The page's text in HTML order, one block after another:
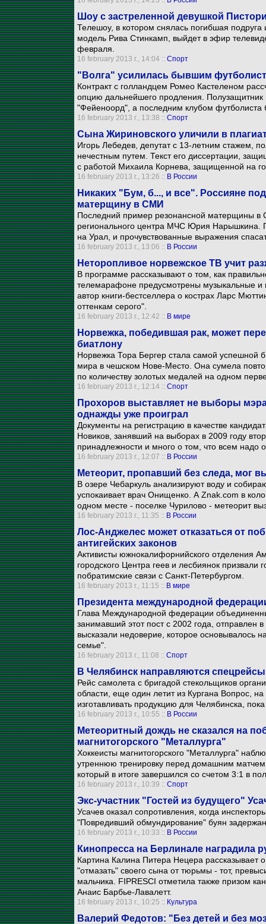
Шоу с застреленной девушкой
Телешоу, в котором снялась погибшая подруга
модель Рива Стинкамп, выйдет в эфир
февраля.
16 february 2013 г., 14:04 :: Спорт
"Волга" усилилась бывшим
Контракт с голландцем Ромео Кастеленом
опцию дальнейшего продления. Полузащитник
"Фейеноорд", а последним клубом футболиста
16 february 2013 г., 13:38 :: Спорт
Сына Жириновского уличили в
Игорь Лебедев, депутат с 13-летним стажем,
нечестным путем. Текст его диссертации,
с работой Михаила Корнева, защищенной на
16 february 2013 г., 13:26 :: В России
Никаких "Бум, б..., и все". Россияне
матерщину в СМИ
Последний пример резонансной матерщины в
регионального центра МЧС Юрия Нарышкина.
на Урал, и прочувствованные выражения
16 february 2013 г., 13:06 :: В России
Неторопливое норвежское ТВ учит
В программе рассказывают о том, как
телемарафоне предусмотрены музыкальные и
автор книги-бестселлера о кострах Ларс
оттенкам серого".
16 february 2013 г., 12:42 :: В мире
Норвежка, победившая рак, может
биатлону
Норвежка Тора Бергер стала самой успешной
мира в чешском Нове-Место. Она сумела
по количеству золотых медалей на одном
16 february 2013 г., 12:14 :: Спорт
Прохоров выставляет не выборы
однажды уже проиграл
Документы на регистрацию в качестве
Новиков, занявший на выборах в 2009 году
принадлежности и много о том, что всем надо
16 february 2013 г., 12:07 :: В России
Метеорит, пропавший без следа, мог
В озере Чебаркуль анализируют воду и
успокаивает врач Онищенко. А Znak.com в
одном месте - поселке Чурилово - метеорит
16 february 2013 г., 11:35 :: В России
Лос-Анджелес может отказаться от
антигейских законов
Активисты южнокалифорнийского отделения
городского Центра геев и лесбиянок призвали
побратимские связи с Санкт-Петербургом.
16 february 2013 г., 11:15 :: В мире
Президента международной
Глава Международной федерации
занимавший этот пост с 2002 года, отправлен
высказали недоверие, которое основывалось
семье".
16 february 2013 г., 11:08 :: Спорт
В Челябинск направляются
Рейс самолета с бригадой стекольщиков
области, еще один летит из Кургана Вопрос,
изготавливать продукцию для Челябинска,
16 february 2013 г., 10:55 :: В России
Метеоритный дождь не сказался на
магнитогорского "Металлурга"
Хоккеисты магнитогорского "Металлурга"
утреннюю тренировку перед домашним
который в итоге завершился со счетом 3:1 в
16 february 2013 г., 10:39 :: Спорт
Экс-участник "Гостей из будущего"
Усачев оказал сопротивления, когда
"Повредивший обмундирование" буян
16 february 2013 г., 10:33 :: В России
Кинопресса на Берлинале
Картина Калина Питера Нецера рассказывает
"отмазать" своего сына от тюрьмы - тот,
мальчика. FIPRESCI отметила также призом
Анаис Барбье-Лавалетт.
16 february 2013 г., 10:25 :: Культура
Валерий Федотов: "Без детей и без